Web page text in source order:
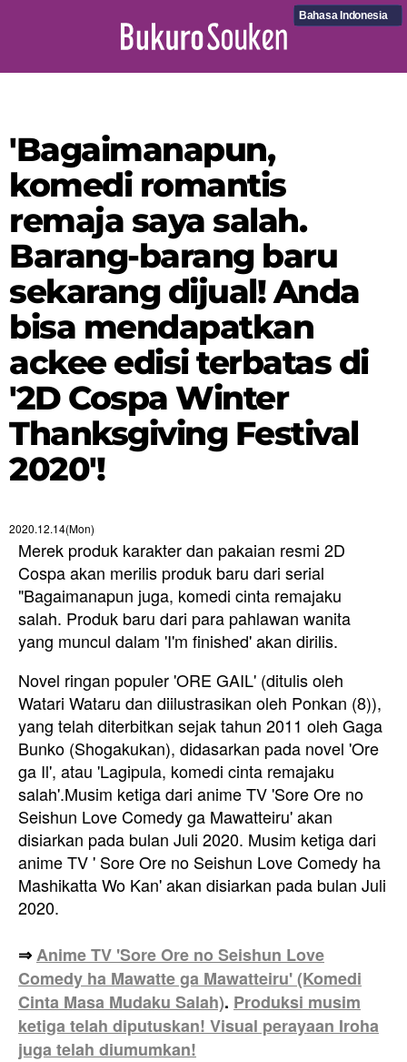
Bahasa Indonesia
'Bagaimanapun,
komedi romantis
remaja saya salah.
Barang-barang baru
sekarang dijual! Anda
bisa mendapatkan
ackee edisi terbatas di
'2D Cospa Winter
Thanksgiving Festival
2020'!
2020.12.14(Mon)
Merek produk karakter dan pakaian resmi 2D
Cospa akan merilis produk baru dari serial
"Bagaimanapun juga, komedi cinta remajaku
salah. Produk baru dari para pahlawan wanita
yang muncul dalam 'I'm finished' akan dirilis.
Novel ringan populer 'ORE GAIL' (ditulis oleh
Watari Wataru dan diilustrasikan oleh Ponkan (8)),
yang telah diterbitkan sejak tahun 2011 oleh Gaga
Bunko (Shogakukan), didasarkan pada novel 'Ore
ga Il', atau 'Lagipula, komedi cinta remajaku
salah'.Musim ketiga dari anime TV'Sore Ore no
Seishun Love Comedy ga Mawatteiru' akan
disiarkan pada bulan Juli 2020. Musim ketiga dari
anime TV' Sore Ore no Seishun Love Comedy ha
Mashikatta Wo Kan'akan disiarkan pada bulan Juli
2020.
⇒Anime TV 'Sore Ore no Seishun Love
Comedy ha Mawatte ga Mawatteiru' (Komedi
Cinta Masa Mudaku Salah). Produksi musim
ketiga telah diputuskan! Visual perayaan Iroha
juga telah diumumkan!